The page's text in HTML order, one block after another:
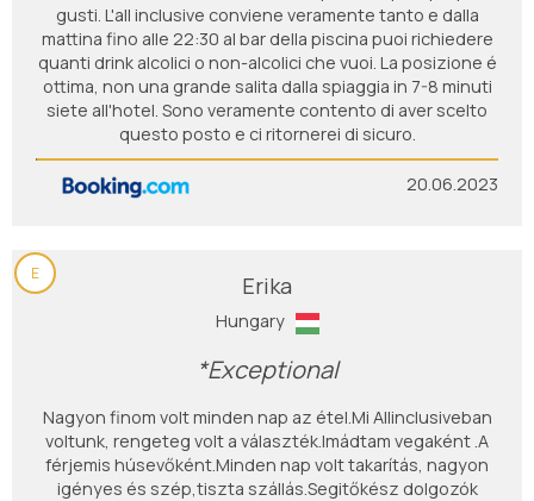
gusti. L'all inclusive conviene veramente tanto e dalla
mattina fino alle 22:30 al bar della piscina puoi richiedere
quanti drink alcolici o non-alcolici che vuoi. La posizione é
ottima, non una grande salita dalla spiaggia in 7-8 minuti
siete all'hotel. Sono veramente contento di aver scelto
questo posto e ci ritornerei di sicuro.
20.06.2023
E Erika
Hungary
*Exceptional
Nagyon finom volt minden nap az étel.Mi Allinclusiveban
voltunk, rengeteg volt a választék.Imádtam vegaként .A
férjemis húsevőként.Minden nap volt takarítás, nagyon
igényes és szép,tiszta szállás.Segitőkész dolgozók